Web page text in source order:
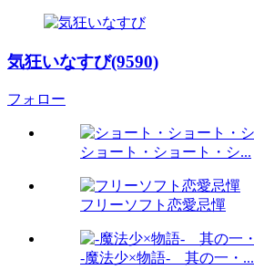
気狂いなすび(9590)
フォロー
ショート・ショート・シ...
フリーソフト恋愛忌憚
-魔法少×物語- 其の一・...